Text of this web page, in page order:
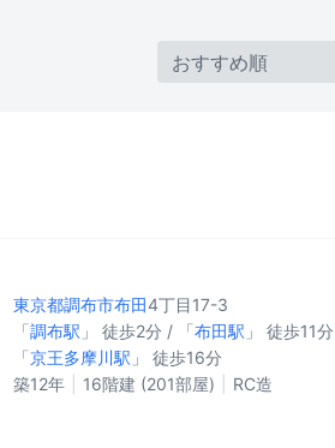
東京都調布市布田4丁目17-3
「調布駅 」 徒歩2分 / 「布田駅 」 徒歩11
「京王多摩川駅 」 徒歩16分
築12年
16階建 (201部屋) RC造